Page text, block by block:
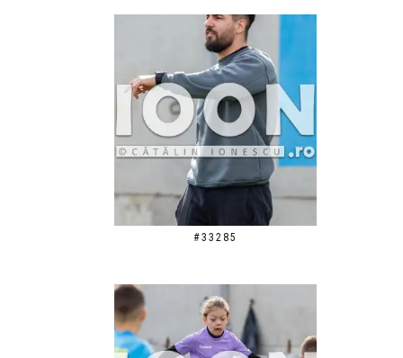
#33285